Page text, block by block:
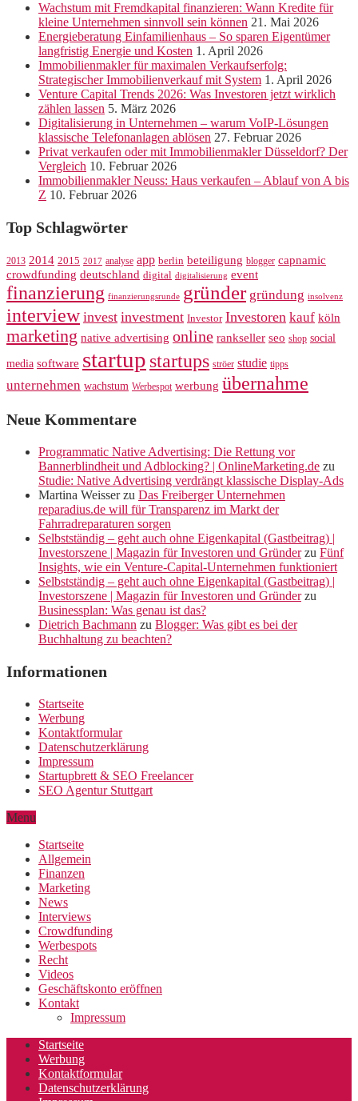
Wachstum mit Fremdkapital finanzieren: Wann Kredite für
kleine Unternehmen sinnvoll sein können 21. Mai 2026
Energieberatung Einfamilienhaus – So sparen Eigentümer
langfristig Energie und Kosten 1. April 2026
Immobilienmakler für maximalen Verkaufserfolg:
Strategischer Immobilienverkauf mit System 1. April 2026
Venture Capital Trends 2026: Was Investoren jetzt wirklich
zählen lassen 5. März 2026
Digitalisierung in Unternehmen – warum VoIP-Lösungen
klassische Telefonanlagen ablösen 27. Februar 2026
Privat verkaufen oder mit Immobilienmakler Düsseldorf? Der
Vergleich 10. Februar 2026
Immobilienmakler Neuss: Haus verkaufen – Ablauf von A bis
Z 10. Februar 2026
Top Schlagwörter
2013 2014 2015 2017 analyse app berlin beteiligung blogger capnamic
crowdfunding deutschland digital digitalisierung event
finanzierung finanzierungsrunde gründer gründung insolvenz
interview invest investment Investor Investoren kauf köln
marketing native advertising online rankseller seo shop social
media software startup startups ströer studie tipps
unternehmen wachstum Werbespot werbung übernahme
Neue Kommentare
Programmatic Native Advertising: Die Rettung vor
Bannerblindheit und Adblocking? | OnlineMarketing.de zu
Studie: Native Advertising verdrängt klassische Display-Ads
Martina Weisserzu Das Freiberger Unternehmen
reparadius.de will für Transparenz im Markt der
Fahrradreparaturen sorgen
Selbstständig – geht auch ohne Eigenkapital (Gastbeitrag) |
Investorszene | Magazin für Investoren und Gründerzu Fünf
Insights, wie ein Venture-Capital-Unternehmen funktioniert
Selbstständig – geht auch ohne Eigenkapital (Gastbeitrag) |
Investorszene | Magazin für Investoren und Gründerzu
Businessplan: Was genau ist das?
Dietrich Bachmann zu Blogger: Was gibt es bei der
Buchhaltung zu beachten?
Informationen
Startseite
Werbung
Kontaktformular
Datenschutzerklärung
Impressum
Startupbrett & SEO Freelancer
SEO Agentur Stuttgart
Menu
Startseite
Allgemein
Finanzen
Marketing
News
Interviews
Crowdfunding
Werbespots
Recht
Videos
Geschäftskonto eröffnen
Kontakt
Impressum
Startseite
Werbung
Kontaktformular
Datenschutzerklärung